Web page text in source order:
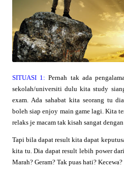
SITUASI 1: Pernah tak ada
sekolah/universiti dulu kita study
exam. Ada sahabat kita seorang tu
boleh siap enjoy main game lagi. Kita
relaks je macam tak kisah sangat
Tapi bila dapat result kita dapat
kita tu. Dia dapat result lebih power
Marah? Geram? Tak puas hati?